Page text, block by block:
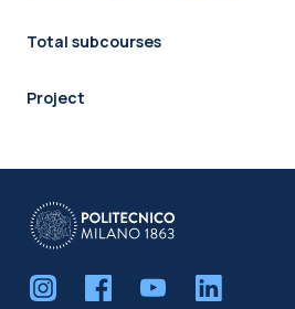
Total subcourses
Project